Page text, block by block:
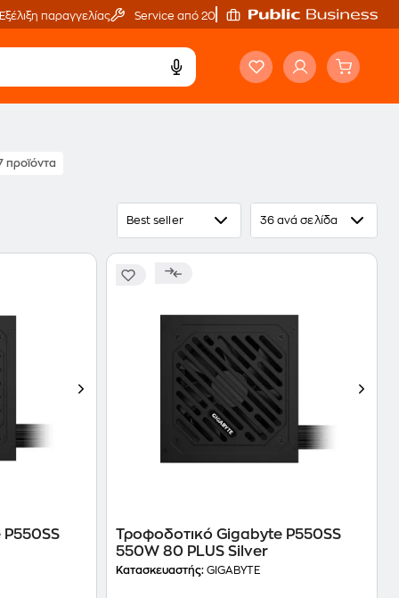
Εξέλιξη παραγγελίας Service από 20'
προϊόντα
Best seller 36 ανά σελίδα
Τροφοδοτικό Gigabyte P550SS
550W 80 PLUS Silver
Κατασκευαστής:GIGABYTE